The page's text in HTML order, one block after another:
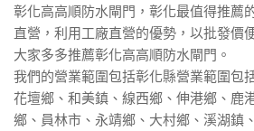
彰化高高順防水閘門，彰化最值得推薦
直營，利用工廠直營的優勢，以批發價
大家多多推薦彰化高高順防水閘門。
我們的營業範圍包括彰化縣營業範圍包
花壇鄉、和美鎮、線西鄉、伸港鄉、鹿
鄉、員林市、永靖鄉、大村鄉、溪湖鎮